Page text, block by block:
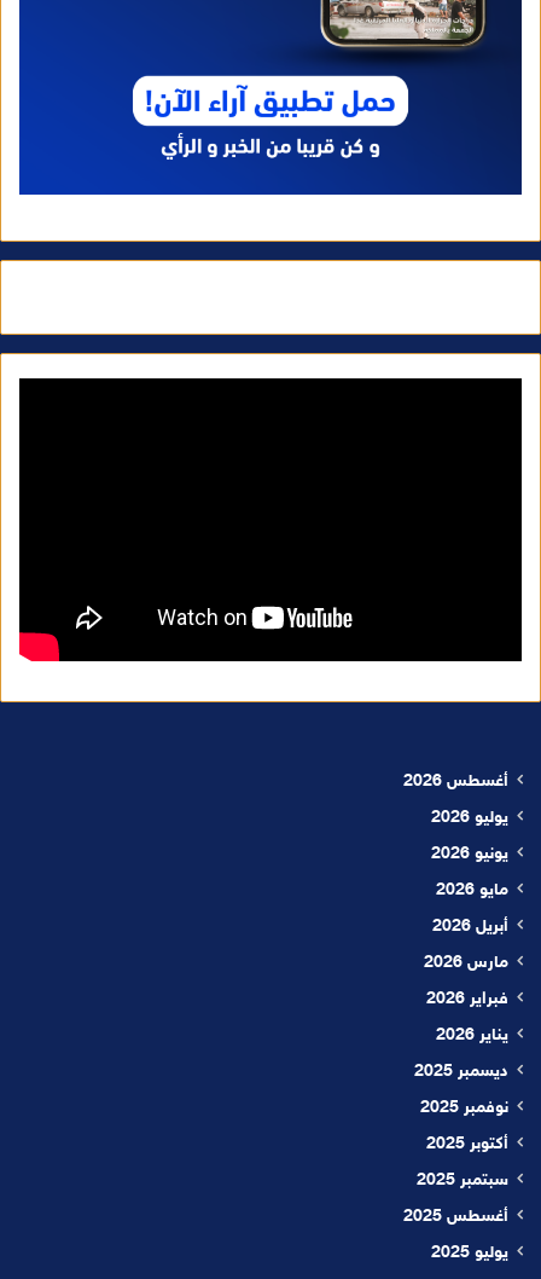
أغسطس 2026
يوليو 2026
يونيو 2026
مايو 2026
أبريل 2026
مارس 2026
فبراير 2026
يناير 2026
ديسمبر 2025
نوفمبر 2025
أكتوبر 2025
سبتمبر 2025
أغسطس 2025
يوليو 2025